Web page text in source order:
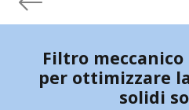
Filtro
per ottimizzare
solidi